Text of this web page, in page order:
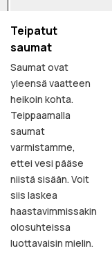
Teipatut
saumat
Saumat ovat
yleensä vaatteen
heikoin kohta.
Teippaamalla
saumat
varmistamme,
ettei vesi pääse
niistä sisään. Voit
siis laskea
haastavimmissakin
olosuhteissa
luottavaisin mielin.